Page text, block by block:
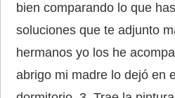
bien comparando lo que
soluciones que te adjunto
hermanos yo los he
abrigo mi madre lo dejó en